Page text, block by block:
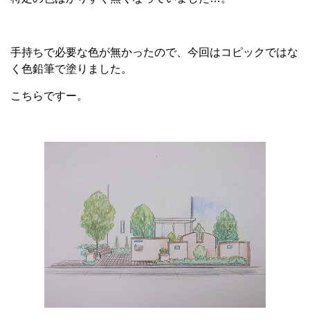
手持ちで必要な色が無かったので、今回はコピックではな
く色鉛筆で塗りました。
こちらですー。